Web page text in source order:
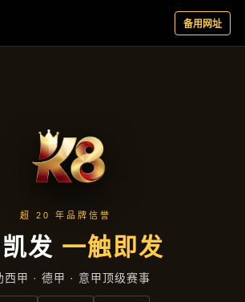
产品中心
首页 产品中心